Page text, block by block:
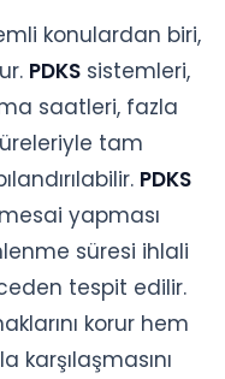
konulardan biri,
PDKS sistemleri,
saatleri, fazla
tam
PDKS
yapması
süresi ihlali
tespit edilir.
korur hem